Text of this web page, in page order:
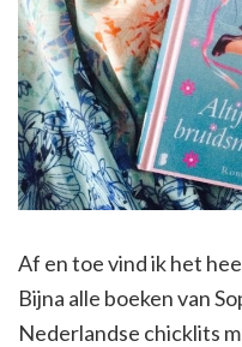
Af en toe vind ik het
Bijna alle boeken van
Nederlandse chicklits